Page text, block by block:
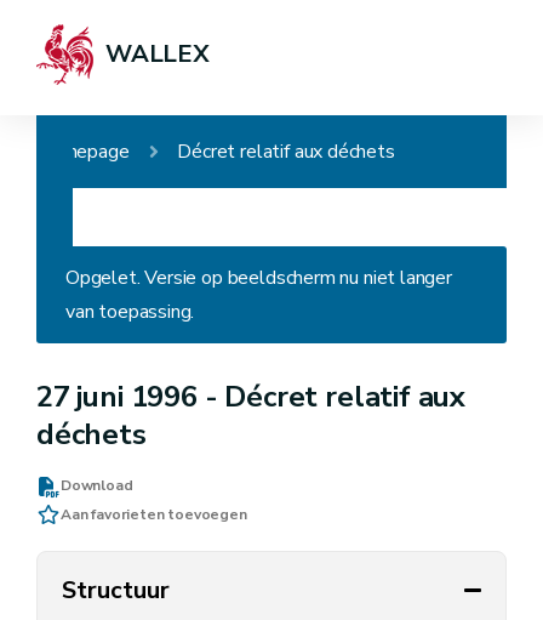
WALLEX
Homepage Décret relatif aux déchets
Opgelet. Versie op beeldscherm nu niet langer
van toepassing.
27 juni 1996 - Décret relatif aux
déchets
Download
Aan favorieten toevoegen
Structuur